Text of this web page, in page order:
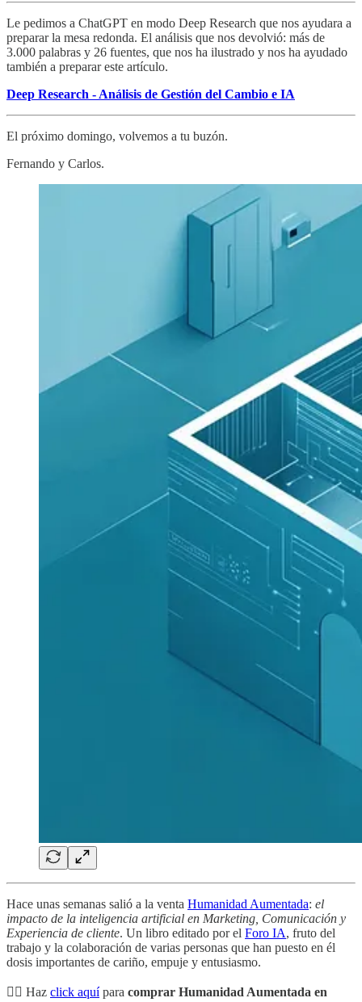
Le pedimos a ChatGPT en modo Deep Research que nos ayudara a
preparar la mesa redonda. El análisis que nos devolvió: más de
3.000 palabras y 26 fuentes, que nos ha ilustrado y nos ha ayudado
también a preparar este artículo.
Deep Research - Análisis de Gestión del Cambio e IA
El próximo domingo, volvemos a tu buzón.
Fernando y Carlos.
Hace unas semanas salió a la venta Humanidad Aumentada: el
impacto de la inteligencia artificial en Marketing, Comunicación y
Experiencia de cliente. Un libro editado por el Foro IA, fruto del
trabajo y la colaboración de varias personas que han puesto en él
dosis importantes de cariño, empuje y entusiasmo.
👉🏻 Haz click aquípara comprar Humanidad Aumentada en